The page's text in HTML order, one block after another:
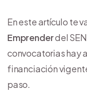
En este artículo te
Emprenderdel
convocatorias hay
financiación
paso.